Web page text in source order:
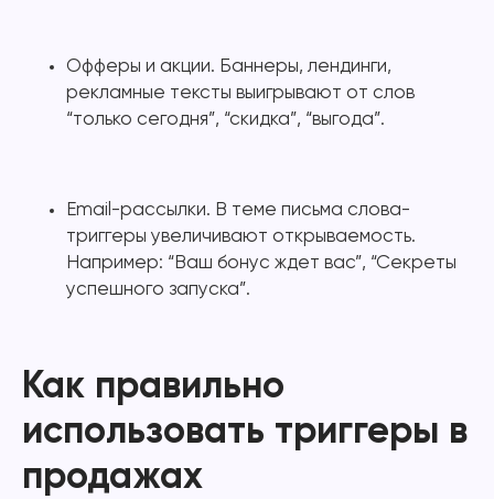
Офферы и акции. Баннеры, лендинги,
рекламные тексты выигрывают от слов
“только сегодня”, “скидка”, “выгода”.
Email-рассылки. В теме письма слова-
триггеры увеличивают открываемость.
Например: “Ваш бонус ждет вас”, “Секреты
успешного запуска”.
Как правильно
использовать триггеры в
продажах